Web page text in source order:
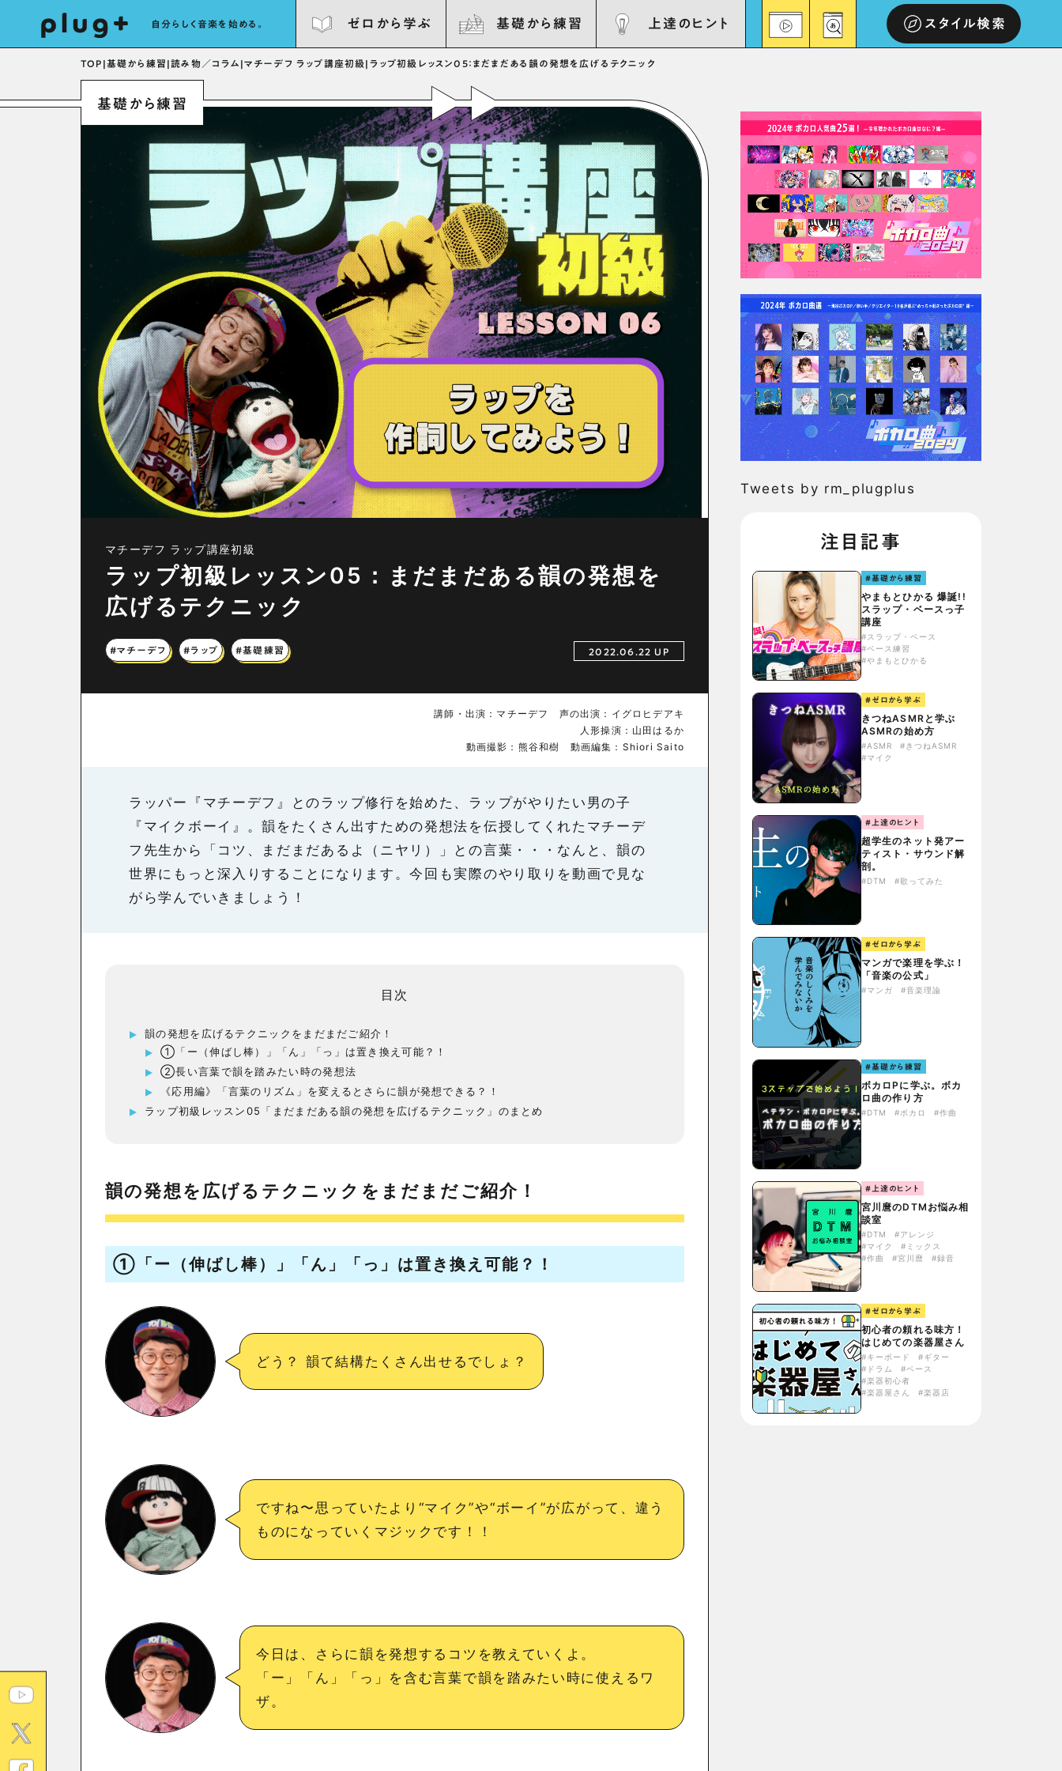
自分らしく音楽を始める。 ゼロから学ぶ 基礎から練習 上達のヒント スタイル検索
TOP |基礎から練習 |読み物／コラム |マチーデフ ラップ講座初級 | ラップ初級レッスン05：まだまだある韻の発想を広げるテクニック
基礎から練習
マチーデフ ラップ講座初級
ラップ初級レッスン05：まだまだある韻の発想を
広げるテクニック
#マチーデフ #ラップ #基礎練習 2022.06.22 UP
講師・出演：マチーデフ 声の出演：イグロヒデアキ
人形操演：山田はるか
動画撮影：熊谷和樹 動画編集：Shiori Saito
ラッパー『マチーデフ』とのラップ修行を始めた、ラップがやりたい男の子
『マイクボーイ』。韻をたくさん出すための発想法を伝授してくれたマチーデ
フ先生から「コツ、まだまだあるよ（ニヤリ）」との言葉・・・なんと、韻の
世界にもっと深入りすることになります。今回も実際のやり取りを動画で見な
がら学んでいきましょう！
目次
韻の発想を広げるテクニックをまだまだご紹介！
①「ー（伸ばし棒）」「ん」「っ」は置き換え可能？！
②長い言葉で韻を踏みたい時の発想法
《応用編》「言葉のリズム」を変えるとさらに韻が発想できる？！
ラップ初級レッスン05「まだまだある韻の発想を広げるテクニック」のまとめ
韻の発想を広げるテクニックをまだまだご紹介！
①「ー（伸ばし棒）」「ん」「っ」は置き換え可能？！
どう？ 韻て結構たくさん出せるでしょ？
ですね〜思っていたより“マイク”や“ボーイ”が広がって、違う
ものになっていくマジックです！！
今日は、さらに韻を発想するコツを教えていくよ。
「ー」「ん」「っ」を含む言葉で韻を踏みたい時に使えるワ
ザ。
Tweets by rm_plugplus
注目記事
#基礎から練習
やまもとひかる 爆誕!!
スラップ・ベースっ子
講座
#スラップ・ベース
#ベース練習
#やまもとひかる
#ゼロから学ぶ
きつねASMRと学ぶ
ASMRの始め方
#ASMR
#きつねASMR
#マイク
#上達のヒント
超学生のネット発アー
ティスト・サウンド解
剖。
#DTM #歌ってみた
#ゼロから学ぶ
マンガで楽理を学ぶ！
「音楽の公式」
#マンガ #音楽理論
#基礎から練習
ボカロPに学ぶ。ボカ
ロ曲の作り方
#DTM #ボカロ #作曲
#上達のヒント
宮川麿のDTMお悩み相
談室
#DTM
#アレンジ
#マイク
#ミックス
#作曲
#宮川麿 #録音
#ゼロから学ぶ
初心者の頼れる味方！
はじめての楽器屋さん
#キーボード
#ギター
#ドラム
#ベース
#楽器初心者
#楽器屋さん
#楽器店